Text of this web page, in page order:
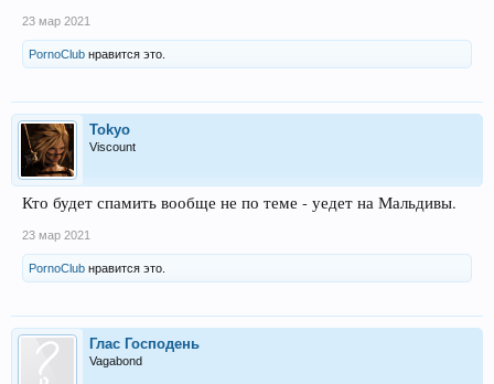
23 мар 2021
PornoClub нравится это.
Tokyo
Viscount
Кто будет спамить вообще не по теме - уедет на Мальдивы.
23 мар 2021
PornoClub нравится это.
Глас Господень
Vagabond